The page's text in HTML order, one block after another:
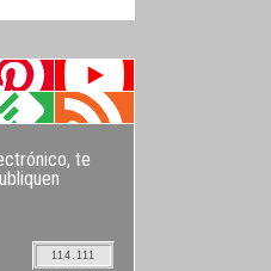
te
114.111